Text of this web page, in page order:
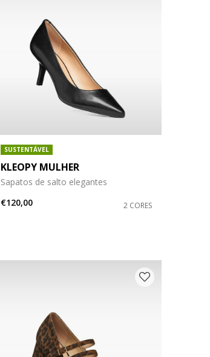
SUSTENTÁVEL
KLEOPY MULHER
Sapatos de salto elegantes
€120,00
2 CORES